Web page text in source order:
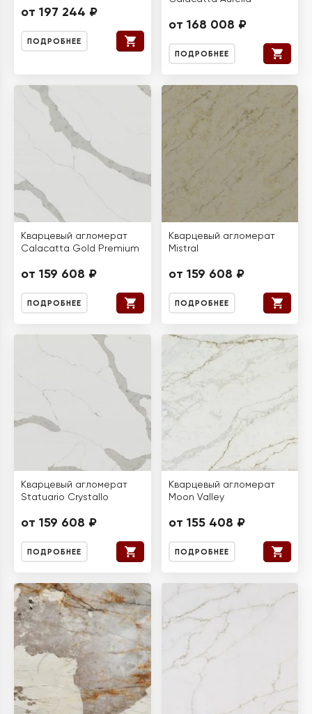
от 197 244 ₽
ПОДРОБНЕЕ
от 168 008 ₽
ПОДРОБНЕЕ
Кварцевый агломерат
Calacatta Gold Premium
от 159 608 ₽
ПОДРОБНЕЕ
Кварцевый агломерат
Mistral
от 159 608 ₽
ПОДРОБНЕЕ
Кварцевый агломерат
Statuario Crystallo
от 159 608 ₽
ПОДРОБНЕЕ
Кварцевый агломерат
Moon Valley
от 155 408 ₽
ПОДРОБНЕЕ